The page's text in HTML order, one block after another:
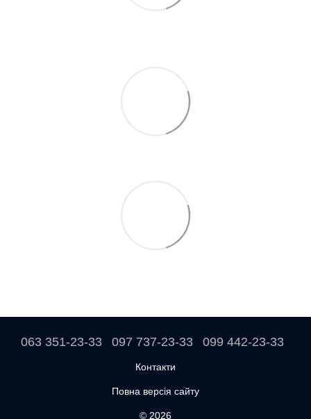
063 351-23-33 097 737-23-33 099 442-23-33
Контакти
Повна версія сайту
© 2026